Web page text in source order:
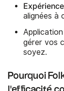
alignées à
gérer vos
soyez.
Pourquoi